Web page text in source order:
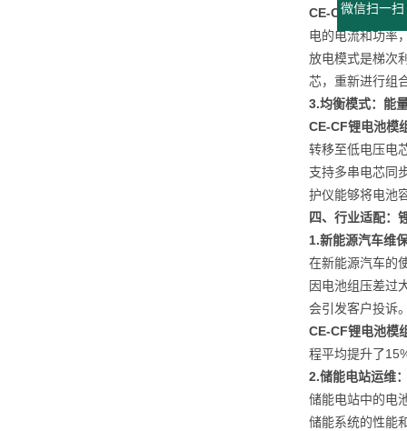
CE-CF锂电池模
电的电流和功率
放电模式是梯次
芯，重新进行组
3.均衡模式：能
CE-CF锂电池模
转移至低电压电
支持多串电芯同
护仪能够将电池
四、行业适配：
1.新能源汽车维
在新能源汽车的
因电池组压差过
会引发客户投诉
CE-CF锂电池模
程平均提升了
2.储能电站运维
储能电站中的电
储能系统的性能
微信扫一扫